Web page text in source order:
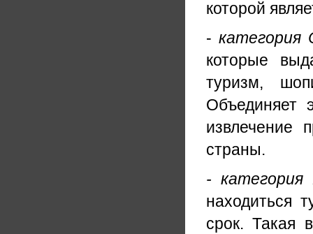
которой
-категория
которые
туризм,
Объединяет
извлечение
страны.
- категория
находиться
срок. Такая